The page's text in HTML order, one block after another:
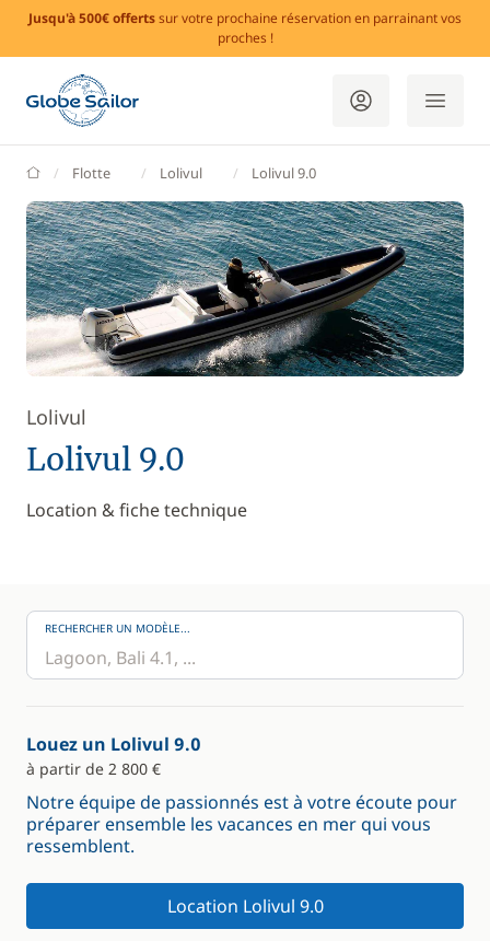
Jusqu'à 500€ offertssur votre prochaine réservation en parrainant vos
proches !
GlobeSailor
Flotte Lolivul Lolivul 9.0
Lolivul
Lolivul 9.0
Location & fiche technique
RECHERCHER UN MODÈLE...
Louez un Lolivul 9.0
à partir de 2 800 €
Notre équipe de passionnés est à votre écoute pour
préparer ensemble les vacances en mer qui vous
ressemblent.
Location Lolivul 9.0